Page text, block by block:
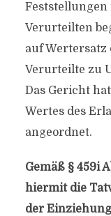
Feststellungen
Verurteilten
auf Wertersatz
Verurteilte zu
Das Gericht
Wertes des
angeordnet.
Gemäß § 459i
hiermit die
der